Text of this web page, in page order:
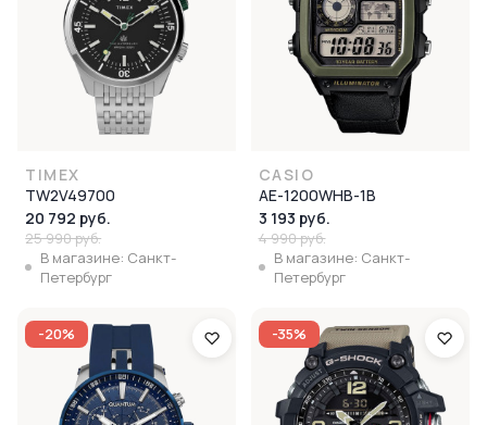
TIMEX
TW2V49700
20 792 руб.
25 990 руб.
В магазине: Санкт-
Петербург
CASIO
AE-1200WHB-1B
3 193 руб.
4 990 руб.
В магазине: Санкт-
Петербург
-20% -35%